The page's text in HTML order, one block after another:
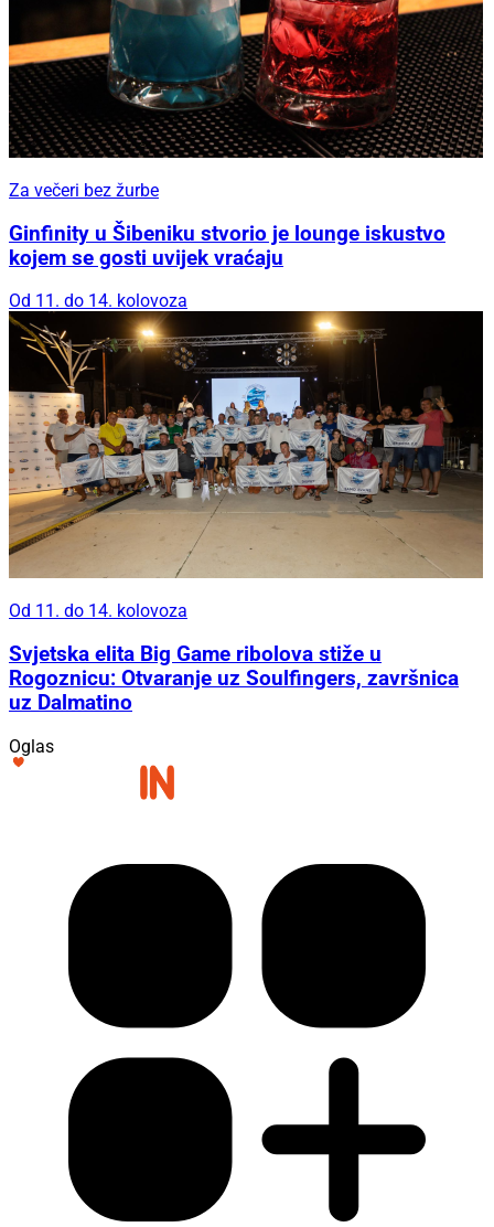
Za večeri bez žurbe
Ginfinity u Šibeniku stvorio je lounge iskustvo
kojem se gosti uvijek vraćaju
Od 11. do 14. kolovoza
Od 11. do 14. kolovoza
Svjetska elita Big Game ribolova stiže u
Rogoznicu: Otvaranje uz Soulfingers, završnica
uz Dalmatino
Oglas